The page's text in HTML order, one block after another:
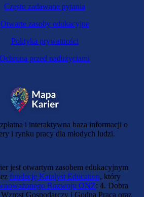
i interaktywna baza informacji o
i rynku pracy dla młodych ludzi.
Często zadawane pytania
Otwarte zasoby edukacyjne
Polityka prywatności
Ochrona przed nadużyciami
jest otwartym zasobem edukacyjnym
fundację Katalyst Education, który
Rozwoju ONZ: 4. Dobra
Gospodarczy i Godna Praca oraz